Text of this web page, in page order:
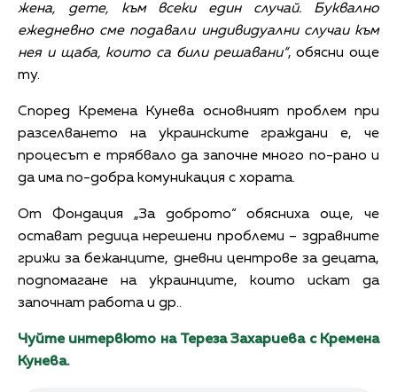
жена, дете, към всеки един случай. Буквално
ежедневно сме подавали индивидуални случаи към
нея и щаба, които са били решавани“, обясни още
ту.
Според Кремена Кунева основният проблем при
разселването на украинските граждани е, че
процесът е трябвало да започне много по-рано и
да има по-добра комуникация с хората.
От Фондация „За доброто“ обясниха още, че
остават редица нерешени проблеми – здравните
грижи за бежанците, дневни центрове за децата,
подпомагане на украинците, които искат да
започнат работа и др..
Чуйте интервюто на Тереза Захариева с Кремена
Кунева.